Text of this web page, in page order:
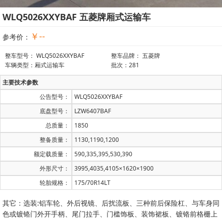
WLQ5026XXYBAF 五菱牌厢式运输车
参考价： ￥--
整车型号： WLQ5026XXYBAF
整车品牌： 五菱牌
车辆类型：厢式运输车
批次：281
主要技术参数
公告型号：
WLQ5026XXYBAF
底盘型号：
LZW6407BAF
总质量：
1850
整备质量：
1130,1190,1200
额定载质量：
590,335,395,530,390
外形尺寸：
3995,4035,4105×1620×1900
轮胎规格：
175/70R14LT
其它：选装:铝车轮、外后视镜、后扰流板、三种前后保险杠、与车身同
色或镀铬门外开手柄、尾门拉手、门槛饰板、装饰裙板、镀铬前格栅上